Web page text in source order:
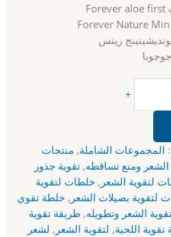
+
المجموعات الشاملة, منتجات
الشعر ومنع تساقطه,تقوية جذور
لتقوية الشعر ,خلطات لتقوية
لتقوية بصيلات الشعر ,خلطة تقوي
الشعر وتطويله, طريقة تقوية
اللحية, لتقوية الشعر , لشعر